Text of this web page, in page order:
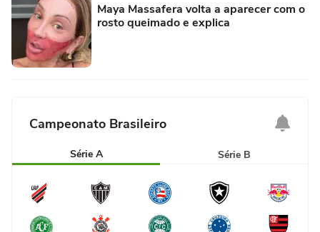
Maya Massafera volta a aparecer com o
rosto queimado e explica
Campeonato Brasileiro
Série A Série B